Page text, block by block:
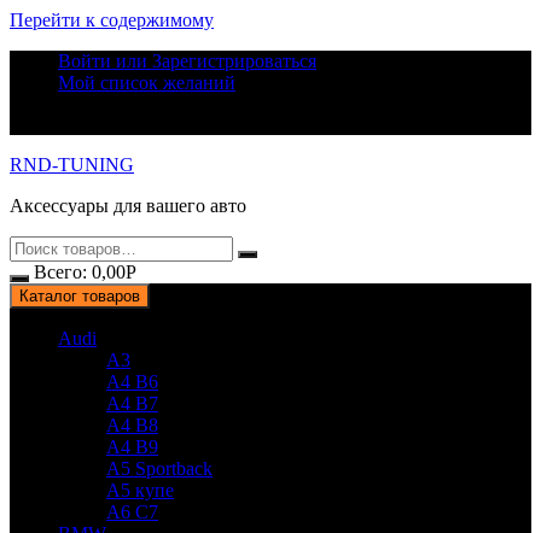
Перейти к содержимому
Войти или Зарегистрироваться
Мой список желаний
RND-TUNING
Аксессуары для вашего авто
Всего: 0,00Р
Каталог товаров
Audi
A3
A4 B6
A4 B7
A4 B8
A4 B9
A5 Sportback
A5 купе
A6 C7